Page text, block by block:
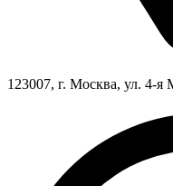
123007, г. Москва, ул. 4-я